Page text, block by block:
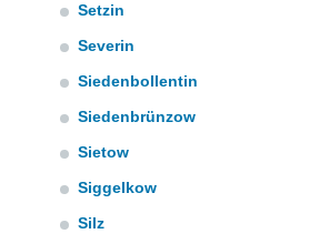
Setzin
Severin
Siedenbollentin
Siedenbrünzow
Sietow
Siggelkow
Silz